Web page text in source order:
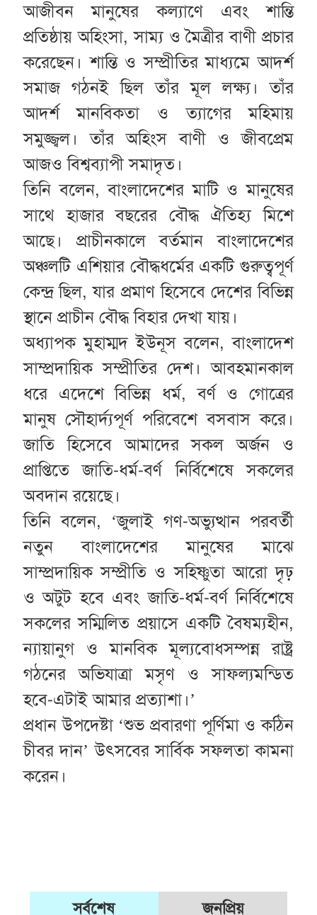
আজীবন মানুষের কল্যাণে এবং শান্তি
প্রতিষ্ঠায় অহিংসা, সাম্য ও মৈত্রীর বাণী প্রচার
করেছেন। শান্তি ও সম্প্রীতির মাধ্যমে আদর্শ
সমাজ গঠনই ছিল তাঁর মূল লক্ষ্য। তাঁর
আদর্শ মানবিকতা ও ত্যাগের মহিমায়
সমুজ্জ্বল। তাঁর অহিংস বাণী ও জীবপ্রেম
আজও বিশ্বব্যাপী সমাদৃত।
তিনি বলেন, বাংলাদেশের মাটি ও মানুষের
সাথে হাজার বছরের বৌদ্ধ ঐতিহ্য মিশে
আছে। প্রাচীনকালে বর্তমান বাংলাদেশের
অঞ্চলটি এশিয়ার বৌদ্ধধর্মের একটি গুরুত্বপূর্ণ
কেন্দ্র ছিল, যার প্রমাণ হিসেবে দেশের বিভিন্ন
স্থানে প্রাচীন বৌদ্ধ বিহার দেখা যায়।
অধ্যাপক মুহাম্মদ ইউনূস বলেন, বাংলাদেশ
সাম্প্রদায়িক সম্প্রীতির দেশ। আবহমানকাল
ধরে এদেশে বিভিন্ন ধর্ম, বর্ণ ও গোত্রের
মানুষ সৌহার্দ্যপূর্ণ পরিবেশে বসবাস করে।
জাতি হিসেবে আমাদের সকল অর্জন ও
প্রাপ্তিতে জাতি-ধর্ম-বর্ণ নির্বিশেষে সকলের
অবদান রয়েছে।
তিনি বলেন, ‘জুলাই গণ-অভ্যুত্থান পরবর্তী
নতুন বাংলাদেশের মানুষের মাঝে
সাম্প্রদায়িক সম্প্রীতি ও সহিষ্ণুতা আরো দৃঢ়
ও অটুট হবে এবং জাতি-ধর্ম-বর্ণ নির্বিশেষে
সকলের সম্মিলিত প্রয়াসে একটি বৈষম্যহীন,
ন্যায়ানুগ ও মানবিক মূল্যবোধসম্পন্ন রাষ্ট্র
গঠনের অভিযাত্রা মসৃণ ও সাফল্যমন্ডিত
হবে-এটাই আমার প্রত্যাশা।’
প্রধান উপদেষ্টা ‘শুভ প্রবারণা পূর্ণিমা ও কঠিন
চীবর দান’ উৎসবের সার্বিক সফলতা কামনা
করেন।
সর্বশেষ জনপ্রিয়